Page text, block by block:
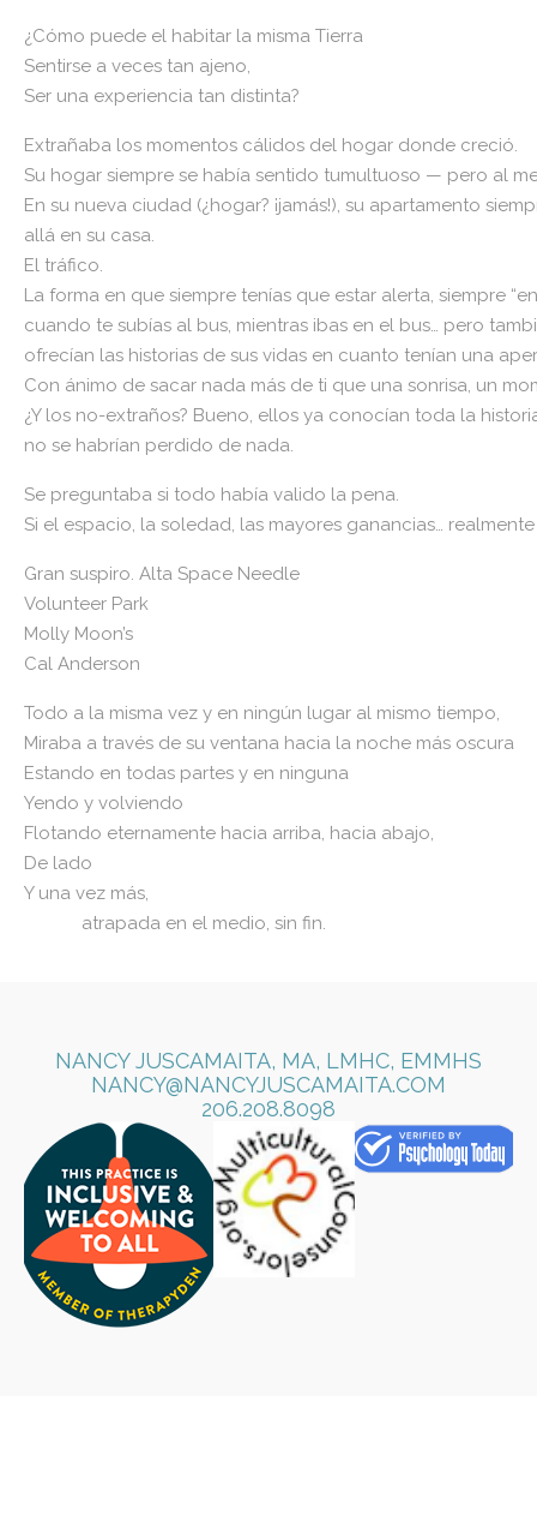
¿Cómo puede el habitar la misma Tierra
Sentirse a veces tan ajeno,
Ser una experiencia tan distinta?
Extrañaba los momentos cálidos del hogar donde creció.
Su hogar siempre se había sentido tumultuoso — pero al
En su nueva ciudad (¿hogar? ¡jamás!), su apartamento
allá en su casa.
El tráfico.
La forma en que siempre tenías que estar alerta, siempre
cuando te subías al bus, mientras ibas en el bus… pero
ofrecían las historias de sus vidas en cuanto tenían una
Con ánimo de sacar nada más de ti que una sonrisa, un
¿Y los no-extraños? Bueno, ellos ya conocían toda la
no se habrían perdido de nada.
Se preguntaba si todo había valido la pena.
Si el espacio, la soledad, las mayores ganancias…
Gran suspiro. Alta Space Needle
Volunteer Park
Molly Moon’s
Cal Anderson
Todo a la misma vez y en ningún lugar al mismo tiempo,
Miraba a través de su ventana hacia la noche más oscura
Estando en todas partes y en ninguna
Yendo y volviendo
Flotando eternamente hacia arriba, hacia abajo,
De lado
Y una vez más,
atrapada en el medio, sin fin.
NANCY JUSCAMAITA, MA, LMHC, EMMHS
NANCY@NANCYJUSCAMAITA.COM
​206.208.8098